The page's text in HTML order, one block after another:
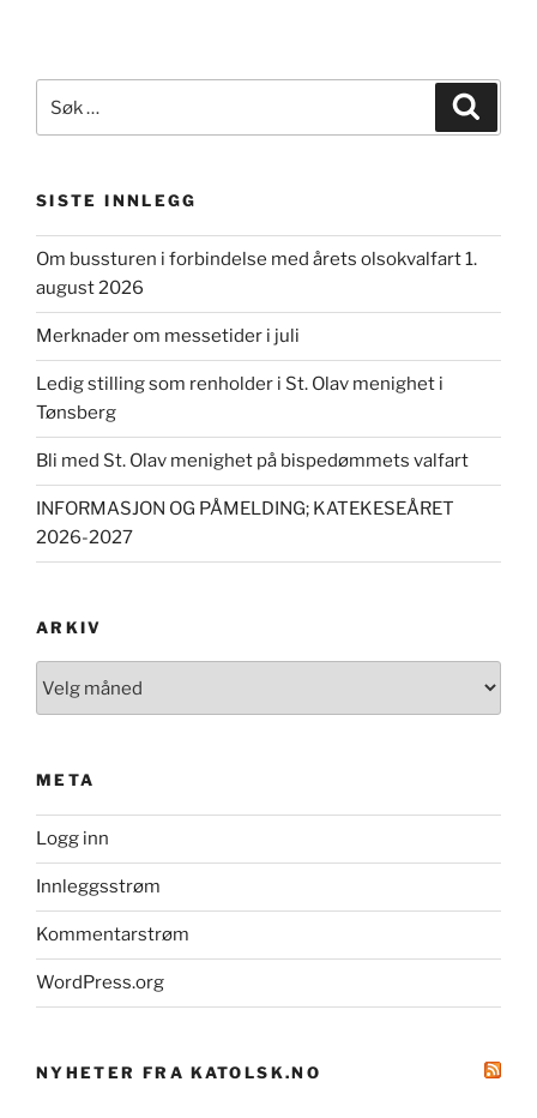
etter:
SISTE INNLEGG
Om bussturen i forbindelse med årets olsokvalfart 1.
august 2026
Merknader om messetider i juli
Ledig stilling som renholder i St. Olav menighet i
Tønsberg
Bli med St. Olav menighet på bispedømmets valfart
INFORMASJON OG PÅMELDING; KATEKESEÅRET
2026-2027
ARKIV
META
Logg inn
Innleggsstrøm
Kommentarstrøm
WordPress.org
NYHETER FRA KATOLSK.NO